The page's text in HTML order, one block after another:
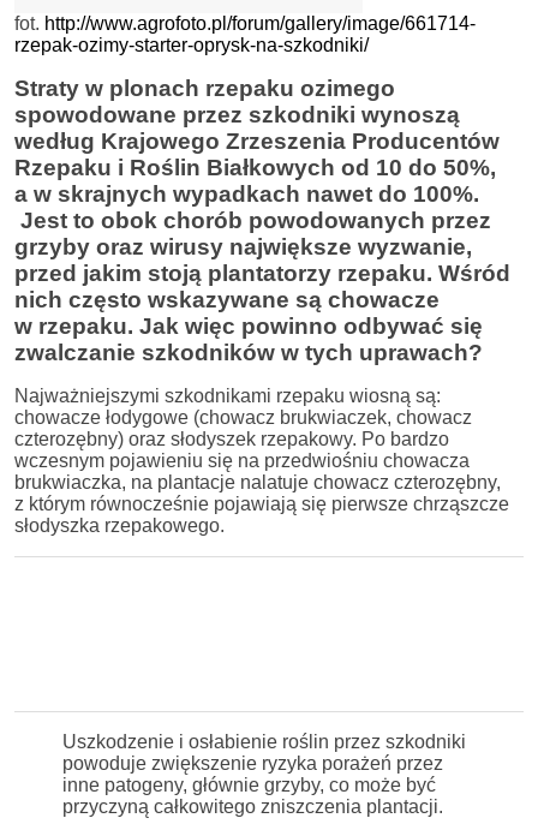
fot. http://www.agrofoto.pl/forum/gallery/image/661714-
rzepak-ozimy-starter-oprysk-na-szkodniki/
Straty w plonach rzepaku ozimego
spowodowane przez szkodniki wynoszą
według Krajowego Zrzeszenia Producentów
Rzepaku i Roślin Białkowych od 10 do 50%,
a w skrajnych wypadkach nawet do 100%.
Jest to obok chorób powodowanych przez
grzyby oraz wirusy największe wyzwanie,
przed jakim stoją plantatorzy rzepaku. Wśród
nich często wskazywane są chowacze
w rzepaku. Jak więc powinno odbywać się
zwalczanie szkodników w tych uprawach?
Najważniejszymi szkodnikami rzepaku wiosną są:
chowacze łodygowe (chowacz brukwiaczek, chowacz
czterozębny) oraz słodyszek rzepakowy. Po bardzo
wczesnym pojawieniu się na przedwiośniu chowacza
brukwiaczka, na plantacje nalatuje chowacz czterozębny,
z którym równocześnie pojawiają się pierwsze chrząszcze
słodyszka rzepakowego.
Uszkodzenie i osłabienie roślin przez szkodniki
powoduje zwiększenie ryzyka porażeń przez
inne patogeny, głównie grzyby, co może być
przyczyną całkowitego zniszczenia plantacji.